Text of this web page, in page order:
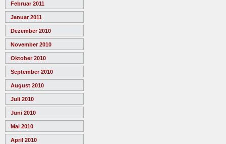
Februar 2011
Januar 2011
Dezember 2010
November 2010
Oktober 2010
September 2010
August 2010
Juli 2010
Juni 2010
Mai 2010
April 2010